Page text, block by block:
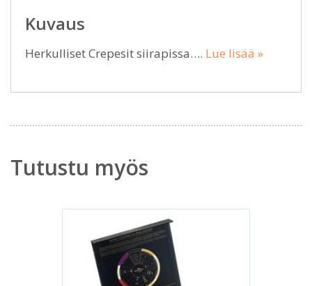
Kuvaus
Herkulliset Crepesit siirapissa…. Lue lisää »
Tutustu myös